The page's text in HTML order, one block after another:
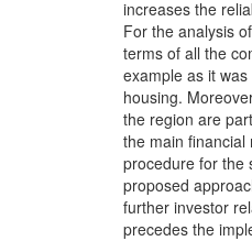
increases the
For the analysis
terms of all the
example as it
housing.
the region are
the main
procedure for the
proposed
further investor
precedes the